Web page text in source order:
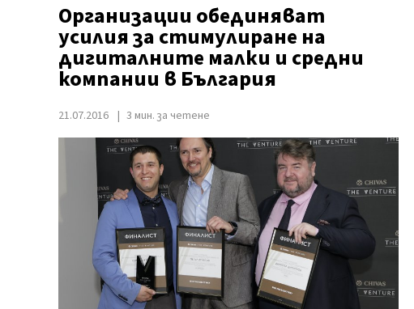
Организации обединяват
усилия за стимулиране на
дигиталните малки и средни
компании в България
21.07.2016 3 мин. за четене